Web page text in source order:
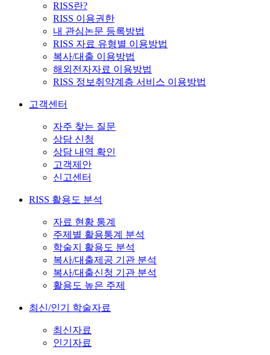
RISS란?
RISS 이용권한
내 관심논문 등록방법
RISS 자료 유형별 이용방법
복사/대출 이용방법
해외전자자료 이용방법
RISS 정보취약계층 서비스 이용방법
고객센터
자주 찾는 질문
상담 신청
상담 내역 확인
고객제안
신고센터
RISS 활용도 분석
자료 현황 통계
주제별 활용통계 분석
학술지 활용도 분석
복사/대출제공 기관 분석
복사/대출신청 기관 분석
활용도 높은 주제
최신/인기 학술자료
최신자료
인기자료